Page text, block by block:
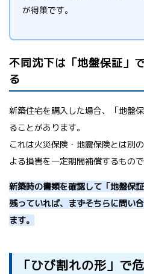
が得策です。
不同沈下は「地盤保証」
る
新築住宅を購入した場合、「地盤
ることがあります。
これは火災保険・地震保険とは別
よる損害を一定期間補償するもので
新築時の書類を確認して「地盤保
残っていれば、まずそちらに問い
ます。
「ひび割れの形」で